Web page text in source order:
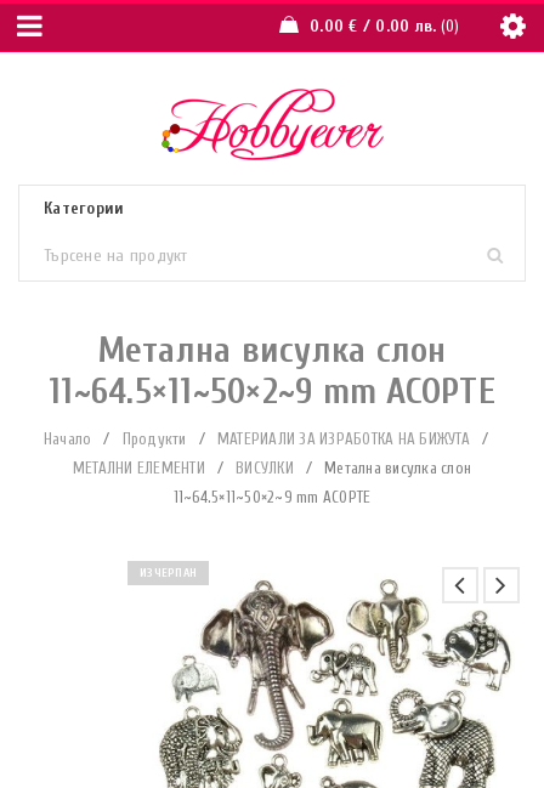
0.00€ / 0.00 лв. 0
Метална висулка слон
11~64.5×11~50×2~9 mm АСОРТЕ
Начало / Продукти / МАТЕРИАЛИ ЗА ИЗРАБОТКА НА БИЖУТА
/
МЕТАЛНИ ЕЛЕМЕНТИ
/ ВИСУЛКИ /
Метална висулка слон
11~64.5×11~50×2~9 mm АСОРТЕ
ИЗЧЕРПАН